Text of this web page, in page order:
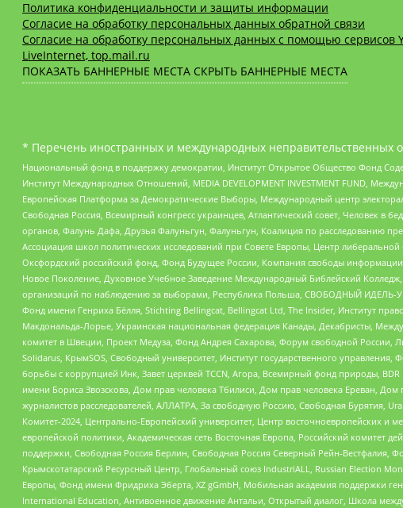
Политика конфиденциальности и защиты информации
Согласие на обработку персональных данных обратной связи
Согласие на обработку персональных данных с помощью сервисов
LiveInternet, top.mail.ru
ПОКАЗАТЬ БАННЕРНЫЕ МЕСТА СКРЫТЬ БАННЕРНЫЕ МЕСТА
* Перечень иностранных и международных неправительственных
Национальный фонд в поддержку демократии, Институт Открытое Общество Фонд
Институт Международных Отношений, MEDIA DEVELOPMENT INVESTMENT FUND,
Европейская Платформа за Демократические Выборы, Международный центр
Свободная Россия, Всемирный конгресс украинцев, Атлантический совет, Человек в
органов, Фалунь Дафа, Друзья Фалуньгун, Фалуньгун, Коалиция по расследованию
Ассоциация школ политических исследований при Совете Европы, Центр
Оксфордский российский фонд, Фонд Будущее России, Компания свободы
Новое Поколение, Духовное Учебное Заведение Международный Библейский
организаций по наблюдению за выборами, Республика Польша, СВОБОДНЫЙ ИДЕЛЬ-
Фонд имени Генриха Бёлля, Stichting Bellingcat, Bellingcat Ltd, The Insider, Институт
Макдональда-Лорье, Украинская национальная федерация Канады, Декабристы,
комитет в Швеции, Проект Медуза, Фонд Андрея Сахарова, Форум свободной России,
Solidarus, КрымSOS, Свободный университет, Институт государственного
борьбы с коррупцией Инк, Завет церквей TCCN, Агора, Всемирный фонд природы,
имени Бориса Звозскова, Дом прав человека Тбилиси, Дом прав человека Ереван,
журналистов расследователей, АЛЛАТРА, За свободную Россию, Свободная Бурятия,
Комитет-2024, Центрально-Европейский университет, Центр восточноевропейских
европейской политики, Академическая сеть Восточная Европа, Российский комитет
поддержки, Свободная Россия Берлин, Свободная Россия Северный Рейн-Вестфалия,
Крымскотатарский Ресурсный Центр, Глобальный союз IndustriALL, Russian Election
Европы, Фонд имени Фридриха Эберта, XZ gGmbH, Мобильная академия поддержки
International Education, Антивоенное движение Антальи, Открытый диалог, Школа